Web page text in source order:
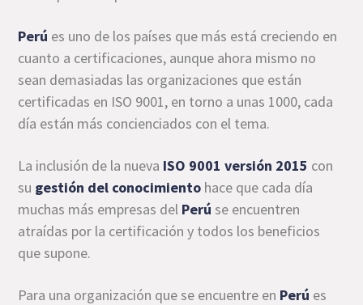
Perú es uno de los países que más está creciendo en
cuanto a certificaciones, aunque ahora mismo no
sean demasiadas las organizaciones que están
certificadas en ISO 9001, en torno a unas 1000, cada
día están más concienciados con el tema.
La inclusión de la nueva ISO 9001 versión 2015 con
su gestión del conocimiento hace que cada día
muchas más empresas del Perú se encuentren
atraídas por la certificación y todos los beneficios
que supone.
Para una organización que se encuentre en Perú es